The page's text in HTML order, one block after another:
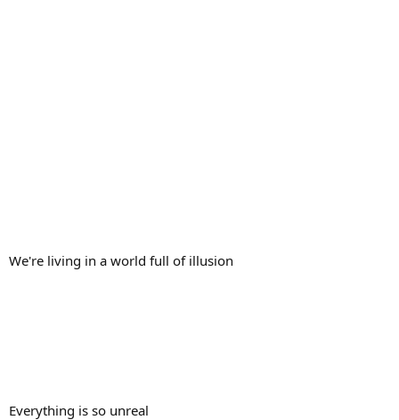
We're living in a world full of illusion
Everything is so unreal